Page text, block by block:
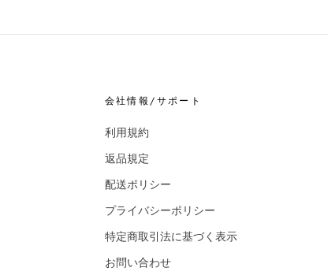
会社情報/サポート
利用規約
返品規定
配送ポリシー
プライバシーポリシー
特定商取引法に基づく表示
お問い合わせ